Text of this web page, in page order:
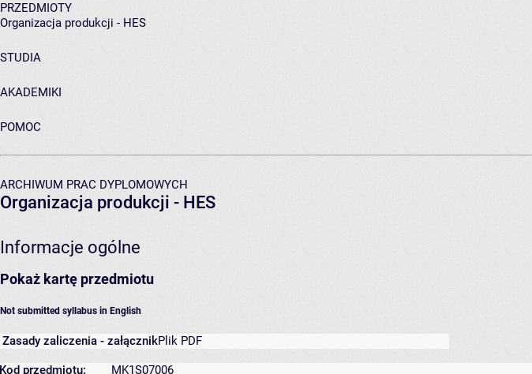
PRZEDMIOTY
Organizacja produkcji - HES
STUDIA
AKADEMIKI
POMOC
ARCHIWUM PRAC DYPLOMOWYCH
Organizacja produkcji - HES
Informacje ogólne
Pokaż kartę przedmiotu
Not submitted syllabus in English
Zasady zaliczenia - załącznikPlik PDF
Kod przedmiotu:
MK1S07006